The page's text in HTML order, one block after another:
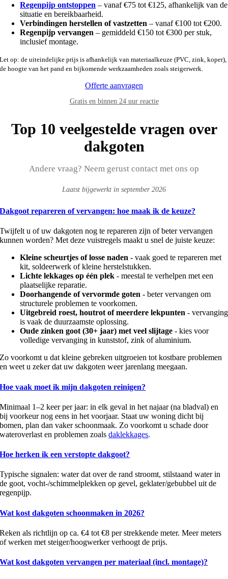
Regenpijp ontstoppen – vanaf €75 tot €125, afhankelijk van de
situatie en bereikbaarheid.
Verbindingen herstellen of vastzetten – vanaf €100 tot €200.
Regenpijp vervangen – gemiddeld €150 tot €300 per stuk,
inclusief montage.
Let op: de uiteindelijke prijs is afhankelijk van materiaalkeuze (PVC, zink, koper),
de hoogte van het pand en bijkomende werkzaamheden zoals steigerwerk.
Offerte aanvragen
Gratis en binnen 24 uur reactie
Top 10 veelgestelde vragen over
dakgoten
Andere vraag? Neem gerust contact met ons op
Laatst bijgewerkt in september 2026
Dakgoot repareren of vervangen: hoe maak ik de keuze?
Twijfelt u of uw dakgoten nog te repareren zijn of beter vervangen
kunnen worden? Met deze vuistregels maakt u snel de juiste keuze:
Kleine scheurtjes of losse naden - vaak goed te repareren met
kit, soldeerwerk of kleine herstelstukken.
Lichte lekkages op één plek - meestal te verhelpen met een
plaatselijke reparatie.
Doorhangende of vervormde goten - beter vervangen om
structurele problemen te voorkomen.
Uitgebreid roest, houtrot of meerdere lekpunten - vervanging
is vaak de duurzaamste oplossing.
Oude zinken goot (30+ jaar) met veel slijtage - kies voor
volledige vervanging in kunststof, zink of aluminium.
Zo voorkomt u dat kleine gebreken uitgroeien tot kostbare problemen
en weet u zeker dat uw dakgoten weer jarenlang meegaan.
Hoe vaak moet ik mijn dakgoten reinigen?
Minimaal 1–2 keer per jaar: in elk geval in het najaar (na bladval) en
bij voorkeur nog eens in het voorjaar. Staat uw woning dicht bij
bomen, plan dan vaker schoonmaak. Zo voorkomt u schade door
wateroverlast en problemen zoalsdaklekkages.
Hoe herken ik een verstopte dakgoot?
Typische signalen: water dat over de rand stroomt, stilstaand water in
de goot, vocht-/schimmelplekken op gevel, geklater/gebubbel uit de
regenpijp.
Wat kost dakgoten schoonmaken in 2026?
Reken als richtlijn op ca. €4 tot €8 per strekkende meter. Meer meters
of werken met steiger/hoogwerker verhoogt de prijs.
Wat kost dakgoten vervangen per materiaal (incl. montage)?